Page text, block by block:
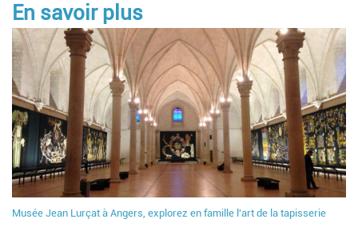
En savoir plus
Musée Jean Lurçat à Angers, explorez en famille l'art de la tapisserie